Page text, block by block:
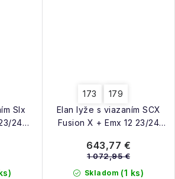
Slx
24
Elan lyže s viazaním SCX
Fusion X + Emx 12 23/24
173 179
Skladom (1 ks)
643,77 €
1 072,95 €